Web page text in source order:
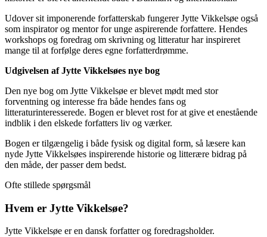
Udover sit imponerende forfatterskab fungerer Jytte Vikkelsøe også
som inspirator og mentor for unge aspirerende forfattere. Hendes
workshops og foredrag om skrivning og litteratur har inspireret
mange til at forfølge deres egne forfatterdrømme.
Udgivelsen af Jytte Vikkelsøes nye bog
Den nye bog om Jytte Vikkelsøe er blevet mødt med stor
forventning og interesse fra både hendes fans og
litteraturinteresserede. Bogen er blevet rost for at give et enestående
indblik i den elskede forfatters liv og værker.
Bogen er tilgængelig i både fysisk og digital form, så læsere kan
nyde Jytte Vikkelsøes inspirerende historie og litterære bidrag på
den måde, der passer dem bedst.
Ofte stillede spørgsmål
Hvem er Jytte Vikkelsøe?
Jytte Vikkelsøe er en dansk forfatter og foredragsholder.